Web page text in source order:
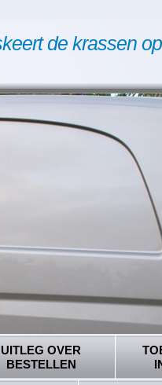
de krassen
UITLEG OVER
BESTELLEN